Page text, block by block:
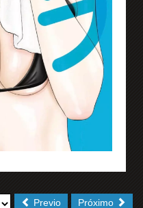
Próximo
Previo